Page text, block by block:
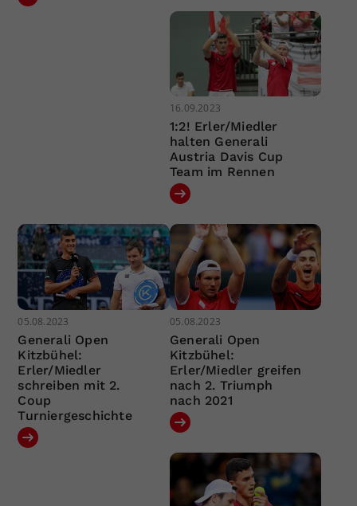
16.09.2023
1:2! Erler/Miedler
halten Generali
Austria Davis Cup
Team im Rennen
05.08.2023
Generali Open
Kitzbühel:
Erler/Miedler
schreiben mit 2.
Coup
Turniergeschichte
05.08.2023
Generali Open
Kitzbühel:
Erler/Miedler greifen
nach 2. Triumph
nach 2021